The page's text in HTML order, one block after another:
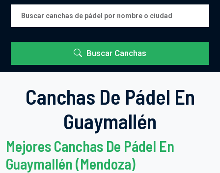
Buscar Canchas
Canchas De Pádel En
Guaymallén
Mejores Canchas De Pádel En
Guaymallén (Mendoza)